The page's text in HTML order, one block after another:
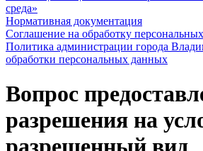
среда»
Нормативная документация
Соглашение на обработку
Политика администрации города
обработки персональных данных
Вопрос
разрешения на